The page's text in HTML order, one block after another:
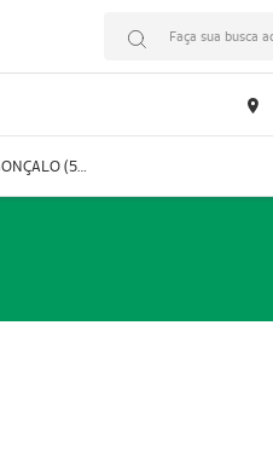
Faça sua busca
Prestador OFTALMOCLÍNICA SÃO GONÇALO (55004164-2)